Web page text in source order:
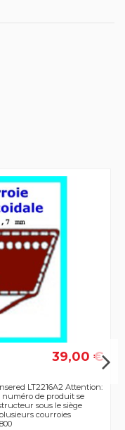
39,00 €
LT2216A2 Attention:
de produit se
sous le siège
courroies